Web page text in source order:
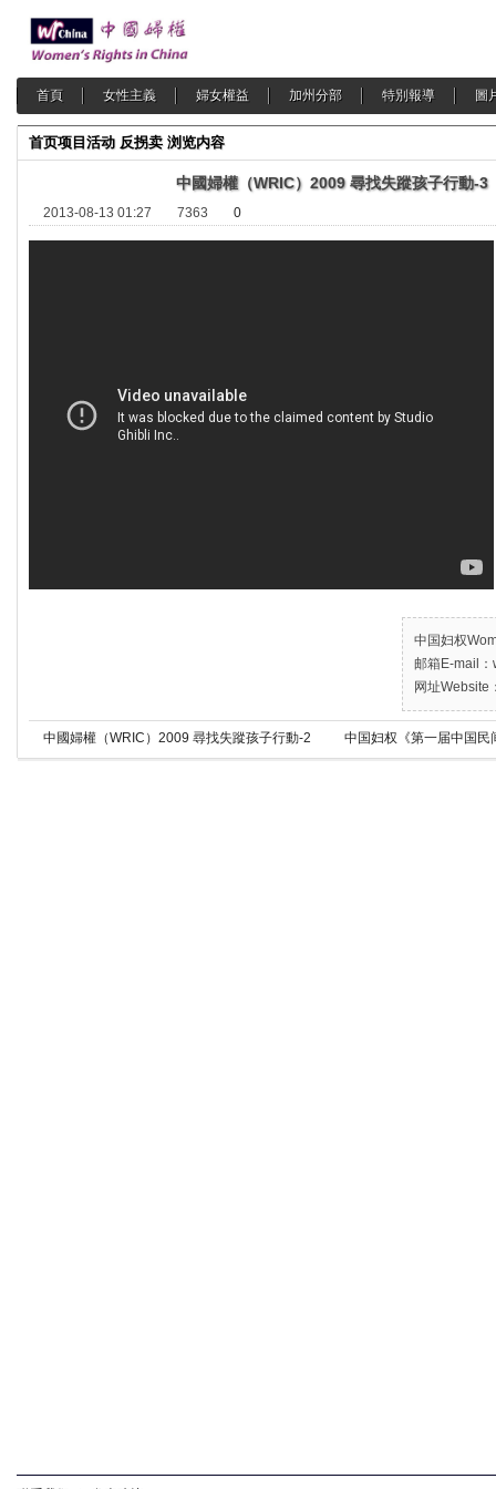
首頁 女性主義 婦女權益 加州分部 特別報導 圖
首页项目活动 反拐卖 浏览内容
中國婦權（WRIC）2009 尋找失蹤孩子行動-3
2013-08-13 01:27 7363 0
中国妇权
邮箱E-mail
网址Website
中國婦權（WRIC）2009 尋找失蹤孩子行動-2 中国妇权《第一届中国